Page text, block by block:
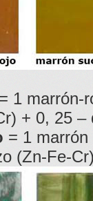
= 1 marrón-
+ 0, 25
= 1
(Zn-Fe-